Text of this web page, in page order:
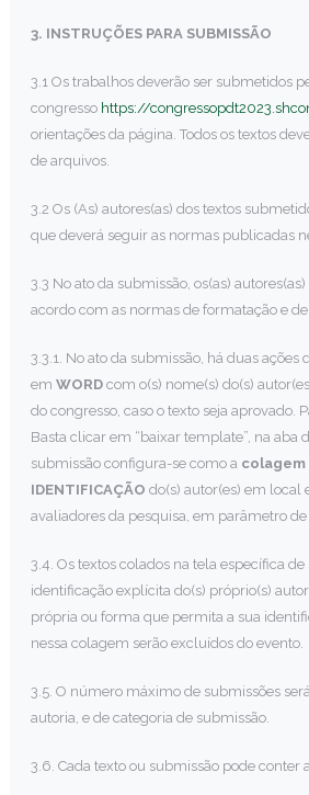
3. INSTRUÇÕES PARA SUBMISSÃO
3.1 Os trabalhos deverão ser submetidos
congresso https://
orientações da página. Todos os textos
de arquivos.
3.2 Os (As) autores(as) dos textos
que deverá seguir as normas publicadas
3.3 No ato da submissão, os(as)
acordo com as normas de formatação e
3.3.1. No ato da submissão, há duas
em WORD com o(s) nome(s) do(s)
do congresso, caso o texto seja aprovado.
Basta clicar em “baixar template”, na aba
submissão configura-se como a colagem
IDENTIFICAÇÃO do(s) autor(es) em local
avaliadores da pesquisa, em parâmetro de
3.4. Os textos colados na tela específica
identificação explícita do(s) próprio(s)
própria ou forma que permita a sua
nessa colagem serão excluídos do evento.
3.5. O número máximo de submissões
autoria, e de categoria de submissão.
3.6. Cada texto ou submissão pode